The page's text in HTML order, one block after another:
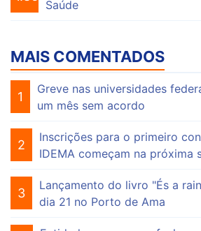
Saúde
MAIS COMENTADOS
1
Greve nas universidades
um mês sem acordo
2
Inscrições para o primeiro
IDEMA começam na próxima
3
Lançamento do livro "És a
dia 21 no Porto de Ama